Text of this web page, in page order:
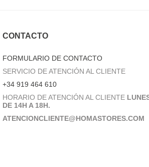
CONTACTO
FORMULARIO DE CONTACTO
SERVICIO DE ATENCIÓN AL CLIENTE
+34 919 464 610
HORARIO DE ATENCIÓN AL CLIENTE
DE 14H A 18H.
ATENCIONCLIENTE@HOMASTORES.COM